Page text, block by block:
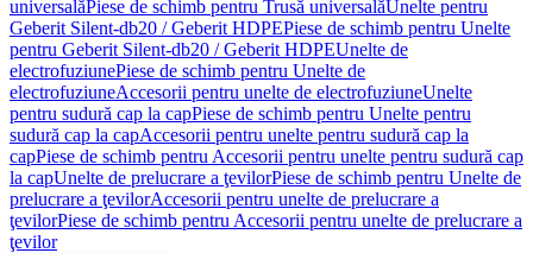
universalăPiese de schimb pentru Trusă universalăUnelte pentru
Geberit Silent-db20 / Geberit HDPEPiese de schimb pentru Unelte
pentru Geberit Silent-db20 / Geberit HDPEUnelte de
electrofuziunePiese de schimb pentru Unelte de
electrofuziuneAccesorii pentru unelte de electrofuziuneUnelte
pentru sudură cap la capPiese de schimb pentru Unelte pentru
sudură cap la capAccesorii pentru unelte pentru sudură cap la
capPiese de schimb pentru Accesorii pentru unelte pentru sudură cap
la capUnelte de prelucrare a ţevilorPiese de schimb pentru Unelte de
prelucrare a ţevilorAccesorii pentru unelte de prelucrare a
ţevilorPiese de schimb pentru Accesorii pentru unelte de prelucrare a
ţevilor